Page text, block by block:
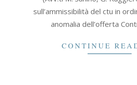
sull’ammissibilità del ctu in
anomalia dell’offerta
CONTINUE